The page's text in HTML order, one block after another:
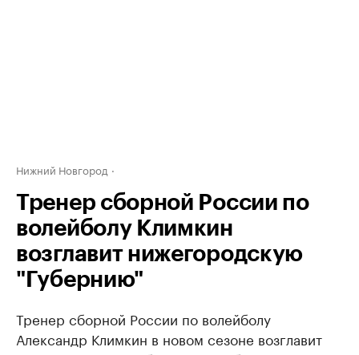
Нижний Новгород
Тренер сборной России по
волейболу Климкин
возглавит нижегородскую
"Губернию"
Тренер сборной России по волейболу
Александр Климкин в новом сезоне возглавит